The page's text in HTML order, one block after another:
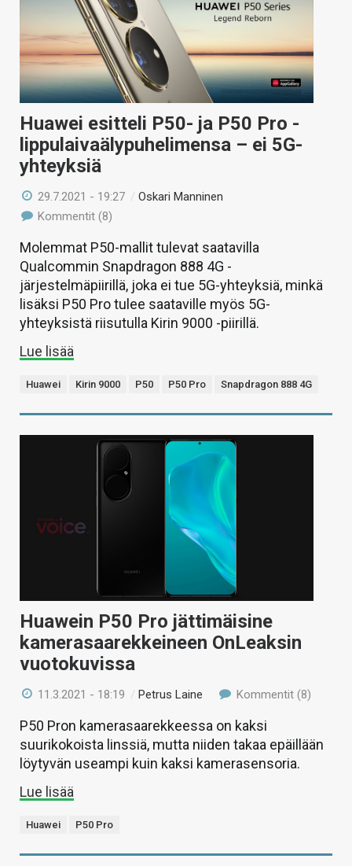
VAIHDA TEEMA
HAKU
Huawei esitteli P50- ja P50 Pro -
lippulaivaälypuhelimensa – ei 5G-
yhteyksiä
29.7.2021 - 19:27 /Oskari Manninen
Kommentit (8)
Molemmat P50-mallit tulevat saatavilla
Qualcommin Snapdragon 888 4G -
järjestelmäpiirillä, joka ei tue 5G-yhteyksiä, minkä
lisäksi P50 Pro tulee saataville myös 5G-
yhteyksistä riisutulla Kirin 9000 -piirillä.
Lue lisää
Huawei Kirin 9000 P50 P50 Pro Snapdragon 888 4G
Huawein P50 Pro jättimäisine
kamerasaarekkeineen OnLeaksin
vuotokuvissa
11.3.2021 - 18:19 /Petrus Laine Kommentit (8)
P50 Pron kamerasaarekkeessa on kaksi
suurikokoista linssiä, mutta niiden takaa epäillään
löytyvän useampi kuin kaksi kamerasensoria.
Lue lisää
Huawei P50 Pro